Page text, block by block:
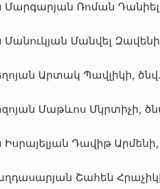
Ռոման
Մանվել Զավենի,
Արտակ Պավլիկի, ծնվ.
Մաթևոս Մկրտիչի,
Դավիթ Արմենի,
Շահեն